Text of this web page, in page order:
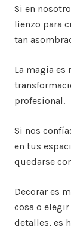
Si en
lienzo para
tan
La magia es
profesional.
Si nos
en tus
quedarse
Decorar es
cosa o
detalles, es